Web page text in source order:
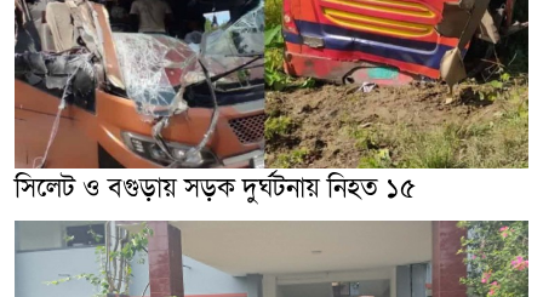
সিলেট ও বগুড়ায় সড়ক দুর্ঘটনায় নিহত ১৫